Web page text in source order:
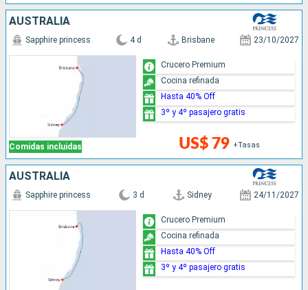
AUSTRALIA
Comidas incluidas
Sapphire princess 4 d Brisbane 23/10/2027
US$ 79 +Tasas
Crucero Premium
Cocina refinada
Hasta 40% Off
3º y 4º pasajero gratis
AUSTRALIA
Sapphire princess 3 d Sidney 24/11/2027
Crucero Premium
Cocina refinada
Hasta 40% Off
3º y 4º pasajero gratis